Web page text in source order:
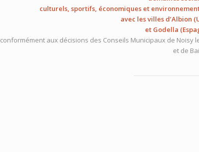
culturels, sportifs, économiques et
avec les villes d’Albion
et Godella
conformément aux décisions des Conseils Municipaux de Noisy
et de